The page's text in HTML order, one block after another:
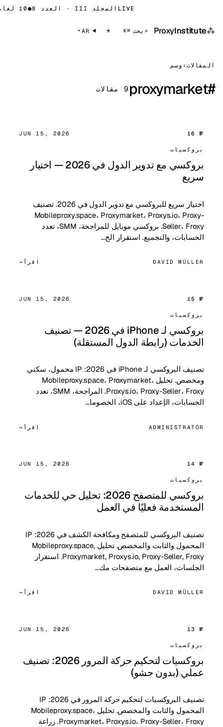
LIVE المجلد III · العدد 8 ●10 لغات
⁂
ProxyInstitute
⌕ بحث ⌘K
☀
AR
المقالات › وسم
#
proxymarket 9 مقالات
№ 16
JUN 15, 2026
بروكسيات
بروكسي مع تدوير الدول في 2026 — اختيار
سريع
اختيار سريع للبروكسي مع تدوير الدول في 2026. تصنيف
Mobileproxy.space، Proxymarket، Proxys.io، Proxy-
Seller، Froxy. بروكسي موبايل للمراجحة، SMM، تعدد
الحسابات، والتجميع. استقرار الج…
DAVID MÜLLER اقرأ
№ 15
JUN 15, 2026
بروكسيات
بروكسي لـ iPhone في 2026 — تصنيف
الخدمات (رابطة الدول المستقلة)
تصنيف البروكسي لـ iPhone في 2026: IP محمول، سكني
ومخصص. تحليل Mobileproxy.space، Proxymarket،
Proxys.io، Proxy-Seller، Froxy. المراجحة، SMM، تعدد
الحسابات، الإعداد على iOS، الخصوما…
ADMINISTRATOR اقرأ
№ 14
JUN 15, 2026
بروكسيات
بروكسي للمتصفح 2026: تحليل حي للخدمات
المستخدمة فعليًا في العمل
تصنيف البروكسي للمتصفح ومكافحة الكشف في 2026: IP
المحمول والثابت والمخصص. تحليل Mobileproxy.space,
Proxymarket, Proxys.io, Proxy-Seller, Froxy. استقرار
الجلسات، العمل مع متصفحات مك…
DAVID MÜLLER اقرأ
№ 13
JUN 15, 2026
بروكسيات
بروكسيات لتحكيم حركة المرور 2026: تصنيف
عملي (بدون حشو)
تصنيف البروكسيات لتحكيم حركة المرور في 2026: IP
المحمول والثابت والمخصص. تحليل Mobileproxy.space،
Proxymarket، Proxys.io، Proxy-Seller، Froxy. زراعة